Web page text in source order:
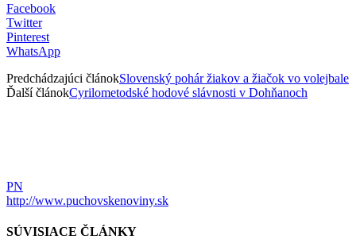
Facebook
Twitter
Pinterest
WhatsApp
Predchádzajúci článokSlovenský pohár žiakov a žiačok vo volejbale
Ďalší článokCyrilometodské hodové slávnosti v Dohňanoch
PN
http://www.puchovskenoviny.sk
SÚVISIACE ČLÁNKY